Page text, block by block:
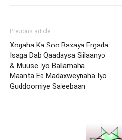
Previous article
Xogaha Ka Soo Baxaya Ergada
Isaga Dab Qaadaysa Siilaanyo
& Muuse Iyo Ballamaha
Maanta Ee Madaxweynaha Iyo
Guddoomiye Saleebaan